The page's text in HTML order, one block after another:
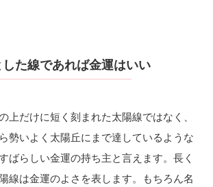
た線であれば金運はいい
上だけに短く刻まれた太陽線ではなく、
勢いよく太陽丘にまで達しているような
ばらしい金運の持ち主と言えます。長く
線は金運のよさを表します。もちろん名